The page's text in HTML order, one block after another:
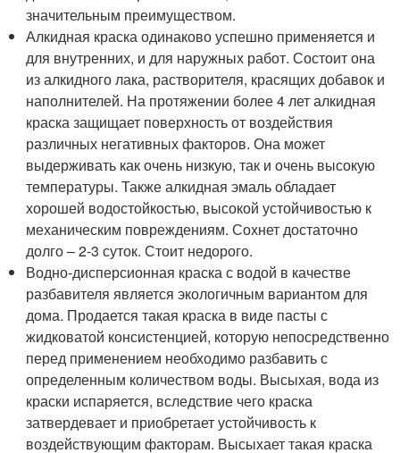
значительным преимуществом.
Алкидная краска одинаково успешно применяется и
для внутренних, и для наружных работ. Состоит она
из алкидного лака, растворителя, красящих добавок и
наполнителей. На протяжении более 4 лет алкидная
краска защищает поверхность от воздействия
различных негативных факторов. Она может
выдерживать как очень низкую, так и очень высокую
температуры. Также алкидная эмаль обладает
хорошей водостойкостью, высокой устойчивостью к
механическим повреждениям. Сохнет достаточно
долго – 2-3 суток. Стоит недорого.
Водно-дисперсионная краска с водой в качестве
разбавителя является экологичным вариантом для
дома. Продается такая краска в виде пасты с
жидковатой консистенцией, которую непосредственно
перед применением необходимо разбавить с
определенным количеством воды. Высыхая, вода из
краски испаряется, вследствие чего краска
затвердевает и приобретает устойчивость к
воздействующим факторам. Высыхает такая краска